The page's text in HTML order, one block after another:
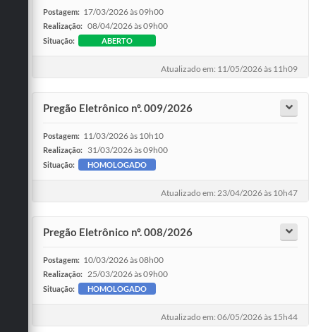
Postagem: 17/03/2026 às 09h00
Realização: 08/04/2026 às 09h00
Situação: ABERTO
Atualizado em: 11/05/2026 às 11h09
Pregão Eletrônico nº. 009/2026
Postagem: 11/03/2026 às 10h10
Realização: 31/03/2026 às 09h00
Situação: HOMOLOGADO
Atualizado em: 23/04/2026 às 10h47
Pregão Eletrônico nº. 008/2026
Postagem: 10/03/2026 às 08h00
Realização: 25/03/2026 às 09h00
Situação: HOMOLOGADO
Atualizado em: 06/05/2026 às 15h44